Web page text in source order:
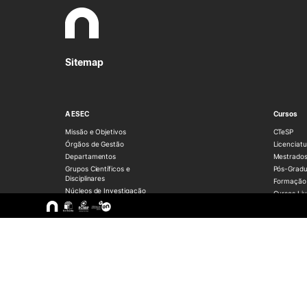
Sitemap
A ESEC
Missão e Objetivos
Órgãos de Gestão
Departamentos
Grupos Científicos e
Disciplinares
Núcleos de Investigação
Serviços
Cursos
CTeSP
Mestrados
Pós-
Cursos